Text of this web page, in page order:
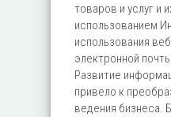
товаров и услуг и
использованием
использования
электронной почты
Развитие
привело к
ведения бизнеса.